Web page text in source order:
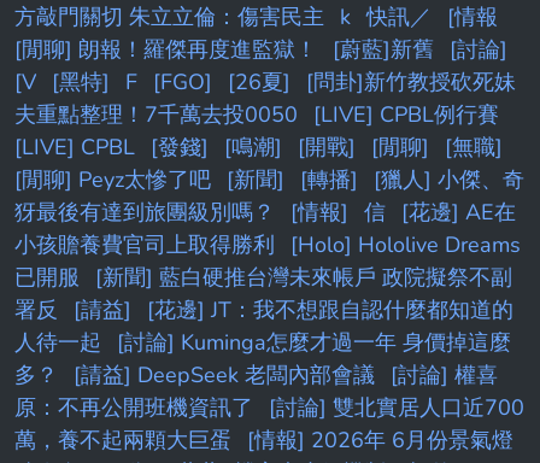
方敲門關切 朱立立倫：傷害民主
k 快訊／
[情報
[閒聊] 朗報！羅傑再度進監獄！
[蔚藍]新舊
[討論]
[V
[黑特] F [FGO] [26夏]
[問卦]新竹教授砍死妹
夫重點整理！7千萬去投0050
[LIVE] CPBL例行賽
[LIVE] CPBL
[發錢] [鳴潮] [開戰] [閒聊]
[無職]
[閒聊] Peyz太慘了吧
[新聞] [轉播]
[獵人] 小傑、奇
犽最後有達到旅團級別嗎？
[情報] 信
[花邊] AE在
小孩贍養費官司上取得勝利
[Holo] Hololive Dreams
已開服
[新聞] 藍白硬推台灣未來帳戶 政院擬祭不副
署反
[請益]
[花邊] JT：我不想跟自認什麼都知道的
人待一起
[討論] Kuminga怎麼才過一年 身價掉這麼
多？
[請益] DeepSeek 老闆內部會議
[討論] 權喜
原：不再公開班機資訊了
[討論] 雙北實居人口近700
萬，養不起兩顆大巨蛋
[情報] 2026年 6月份景氣燈